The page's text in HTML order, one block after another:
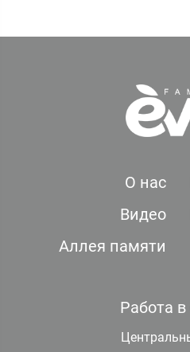
О нас
Видео
Аллея памяти
Работа